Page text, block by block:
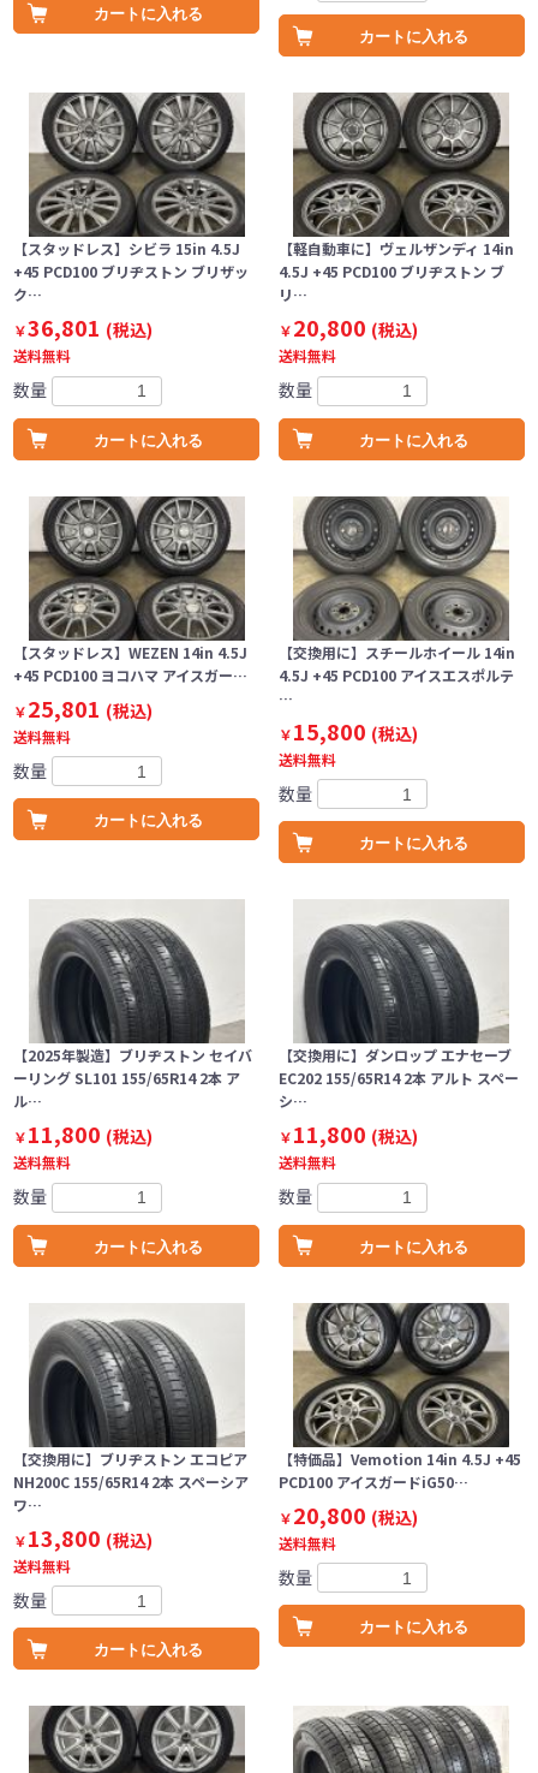
カートに入れる
カートに入れる
【スタッドレス】シビラ 15in 4.5J
+45 PCD100 ブリヂストン ブリザッ
ク…
￥36,801 (税込)
送料無料
数量
カートに入れる
【軽自動車に】ヴェルザンディ 14in
4.5J +45 PCD100 ブリヂストン ブ
リ…
￥20,800 (税込)
送料無料
数量
カートに入れる
【スタッドレス】WEZEN 14in 4.5J
+45 PCD100 ヨコハマ アイスガー…
￥25,801 (税込)
送料無料
数量
カートに入れる
【交換用に】スチールホイール 14in
4.5J +45 PCD100 アイスエスポルテ
…
￥15,800 (税込)
送料無料
数量
カートに入れる
【2025年製造】ブリヂストン セイバ
ーリング SL101 155/65R14 2本 ア
ル…
￥11,800 (税込)
送料無料
数量
カートに入れる
【交換用に】ダンロップ エナセーブ
EC202 155/65R14 2本 アルト スペー
シ…
￥11,800 (税込)
送料無料
数量
カートに入れる
【交換用に】ブリヂストン エコピア
NH200C 155/65R14 2本 スペーシア
ワ…
￥13,800 (税込)
送料無料
数量
カートに入れる
【特価品】Vemotion 14in 4.5J +45
PCD100 アイスガードiG50…
￥20,800 (税込)
送料無料
数量
カートに入れる